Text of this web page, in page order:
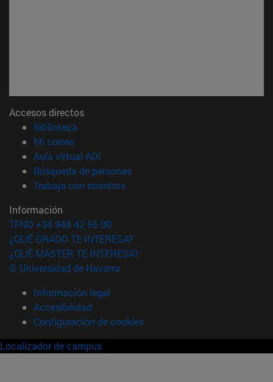
Accesos directos
Biblioteca
Mi correo(abre en nueva ventana)
Aula virtual ADI
Búsqueda de personas(abre en nueva ventana)
Trabaja con nosotros(abre en nueva ventana)
Información
TFNO +34 948 42 56 00
¿QUÉ GRADO TE INTERESA?
¿QUÉ MÁSTER TE INTERESA?
© Universidad de Navarra
Información legal
Accesibilidad
Configuración de cookies
Localizador de campus